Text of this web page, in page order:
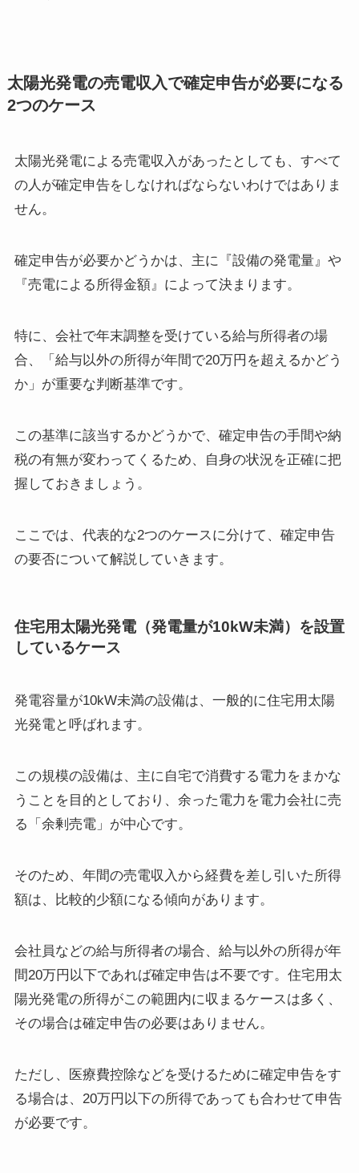
太陽光発電の売電収入で確定申告が必要になる
2つのケース
太陽光発電による売電収入があったとしても、すべて
の人が確定申告をしなければならないわけではありま
せん。
確定申告が必要かどうかは、主に『設備の発電量』や
『売電による所得金額』によって決まります。
特に、会社で年末調整を受けている給与所得者の場
合、「給与以外の所得が年間で20万円を超えるかどう
か」が重要な判断基準です。
この基準に該当するかどうかで、確定申告の手間や納
税の有無が変わってくるため、自身の状況を正確に把
握しておきましょう。
ここでは、代表的な2つのケースに分けて、確定申告
の要否について解説していきます。
住宅用太陽光発電（発電量が10kW未満）を設置
しているケース
発電容量が10kW未満の設備は、一般的に住宅用太陽
光発電と呼ばれます。
この規模の設備は、主に自宅で消費する電力をまかな
うことを目的としており、余った電力を電力会社に売
る「余剰売電」が中心です。
そのため、年間の売電収入から経費を差し引いた所得
額は、比較的少額になる傾向があります。
会社員などの給与所得者の場合、給与以外の所得が年
間20万円以下であれば確定申告は不要です。住宅用太
陽光発電の所得がこの範囲内に収まるケースは多く、
その場合は確定申告の必要はありません。
ただし、医療費控除などを受けるために確定申告をす
る場合は、20万円以下の所得であっても合わせて申告
が必要です。